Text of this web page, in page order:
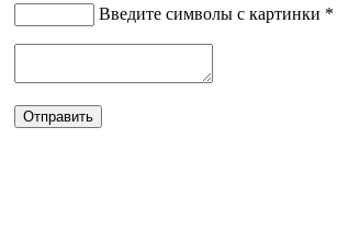
Введите символы с картинки *